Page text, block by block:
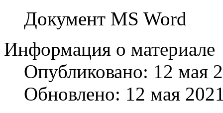
Документ MS Word
Информация о материале
Опубликовано: 12 мая
Обновлено: 12 мая